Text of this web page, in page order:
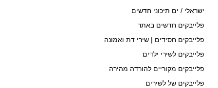
ישראלי / ים תיכוני חדשים
פלייבקים חדשים באתר
פלייבקים חסידים | שירי דת ואמונה
פלייבקים לשירי ילדים
פלייבקים מקוריים להורדה מהירה
פלייבקים של לשירים